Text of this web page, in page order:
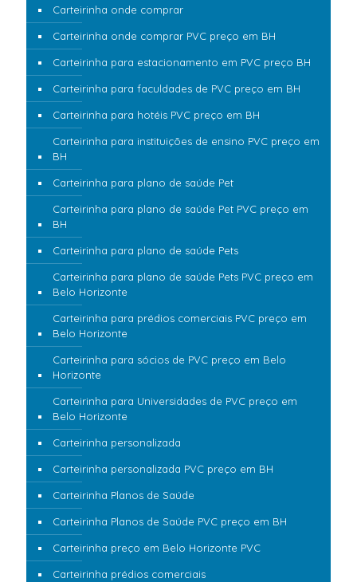
Carteirinha onde comprar
Carteirinha onde comprar PVC preço em BH
Carteirinha para estacionamento em PVC preço BH
Carteirinha para faculdades de PVC preço em BH
Carteirinha para hotéis PVC preço em BH
Carteirinha para instituições de ensino PVC preço em
BH
Carteirinha para plano de saúde Pet
Carteirinha para plano de saúde Pet PVC preço em
BH
Carteirinha para plano de saúde Pets
Carteirinha para plano de saúde Pets PVC preço em
Belo Horizonte
Carteirinha para prédios comerciais PVC preço em
Belo Horizonte
Carteirinha para sócios de PVC preço em Belo
Horizonte
Carteirinha para Universidades de PVC preço em
Belo Horizonte
Carteirinha personalizada
Carteirinha personalizada PVC preço em BH
Carteirinha Planos de Saúde
Carteirinha Planos de Saúde PVC preço em BH
Carteirinha preço em Belo Horizonte PVC
Carteirinha prédios comerciais